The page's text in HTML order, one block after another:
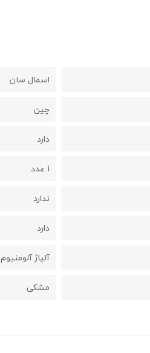
اسمال سان
چین
دارد
1 عدد
ندارد
دارد
آلیاژ آلومنیوم
مشکی